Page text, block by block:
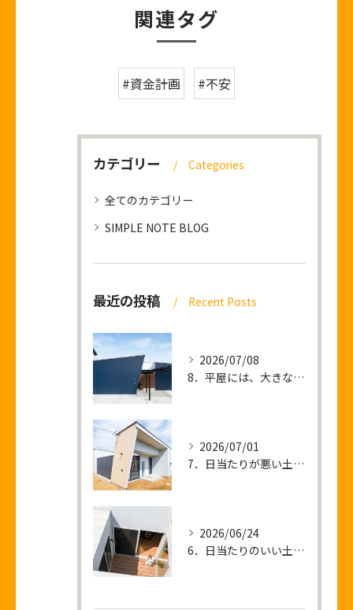
関連タグ
#資金計画 #不安
カテゴリー Categories
全てのカテゴリー
SIMPLE NOTE BLOG
最近の投稿 Recent Posts
2026/07/08
8．平屋には、大きな土地が必要なのか？
2026/07/01
7．日当たりが悪い土地 ＝ 暗い家が建つ？
2026/06/24
6．日当たりのいい土地を買って後悔すること